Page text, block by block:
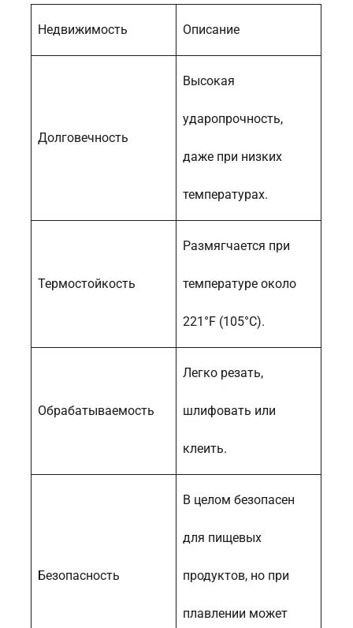
Недвижимость Описание
Долговечность
Высокая
ударопрочность,
даже при низких
температурах.
Термостойкость
Размягчается при
температуре около
221°F (105°C).
Обрабатываемость
Легко резать,
шлифовать или
клеить.
Безопасность
В целом безопасен
для пищевых
продуктов, но при
плавлении может